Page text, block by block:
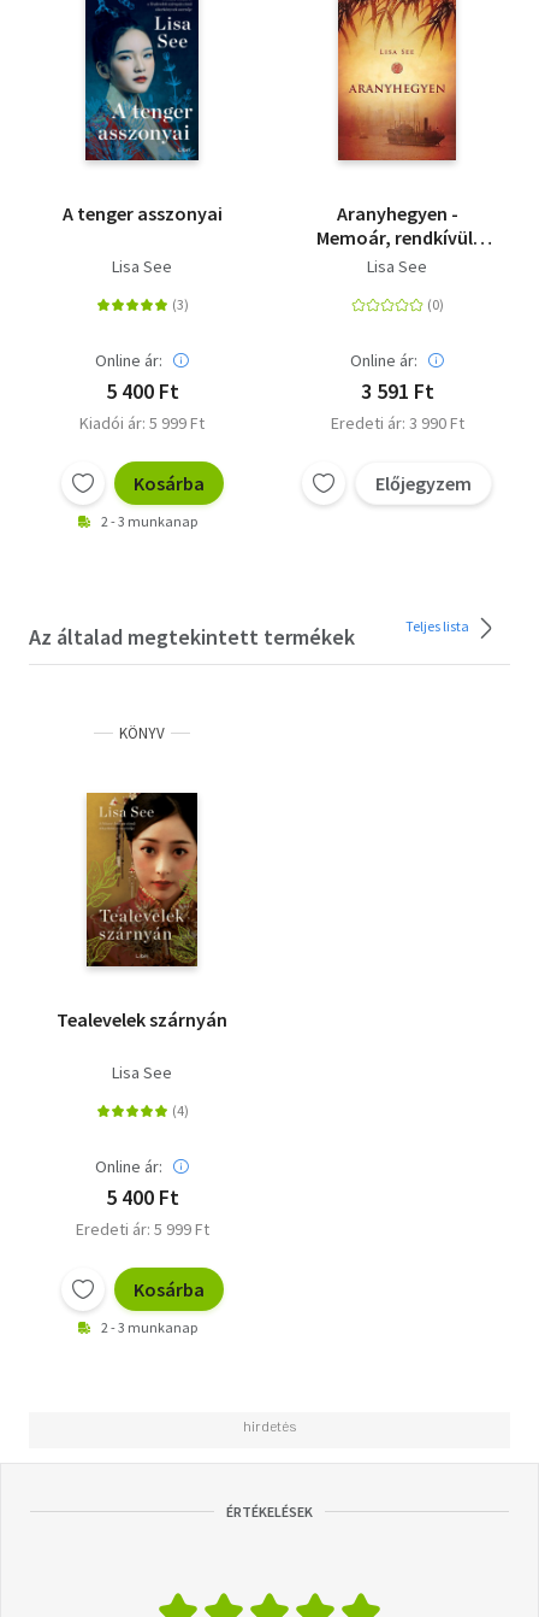
A tenger asszonyai
Lisa See
Online ár:
5 400 Ft
Kiadói ár: 5 999 Ft
Kosárba
2 - 3 munkanap
Aranyhegyen -
Memoár, rendkívüli
családregény
milliárdokig az
Lisa See
Online ár:
3 591 Ft
Eredeti ár: 3 990 Ft
Előjegyzem
Az általad megtekintett termékek Teljes lista
KÖNYV
Tealevelek szárnyán
Lisa See
Online ár:
5 400 Ft
Eredeti ár: 5 999 Ft
Kosárba
2 - 3 munkanap
ÉRTÉKELÉSEK